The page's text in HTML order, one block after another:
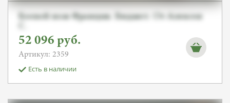
Боевой нож Франция. Бюджет. От Алексея
52 096 руб.
Артикул: 2359
Есть в наличии